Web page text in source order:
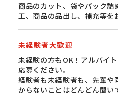
商品のカット、袋やパック
工、商品の品出し、補充等を
未経験者大歓迎
未経験の方もOK！アルバイ
応募ください。
経験者も未経験者も、先輩や
からないことはどんどん聞い